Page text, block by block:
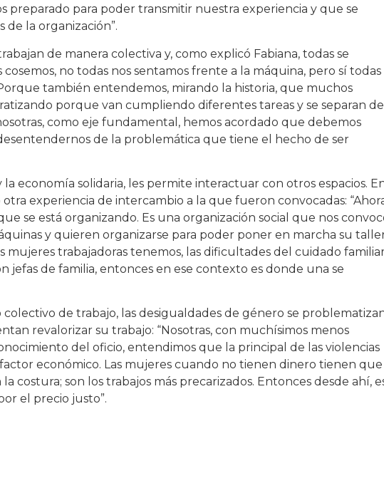
preparado para poder transmitir nuestra experiencia y que se
la organización”.
de manera colectiva y, como explicó Fabiana, todas se
no todas nos sentamos frente a la máquina, pero sí todas
también entendemos, mirando la historia, que muchos
porque van cumpliendo diferentes tareas y se separan de
como eje fundamental, hemos acordado que debemos
de la problemática que tiene el hecho de ser
economía solidaria, les permite interactuar con otros espacios.
experiencia de intercambio a la que fueron convocadas:
se está organizando. Es una organización social que nos
y quieren organizarse para poder poner en marcha su
mujeres trabajadoras tenemos, las dificultades del cuidado
jefas de familia, entonces en ese contexto es donde una se
de trabajo, las desigualdades de género se
revalorizar su trabajo: “Nosotras, con muchísimos menos
del oficio, entendimos que la principal de las violencias
económico. Las mujeres cuando no tienen dinero tienen que
costura; son los trabajos más precarizados. Entonces desde ahí,
el precio justo”.